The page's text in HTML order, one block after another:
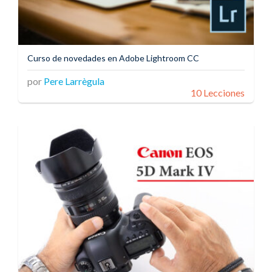
Curso de novedades en Adobe Lightroom CC
por Pere Larrègula
10 Lecciones